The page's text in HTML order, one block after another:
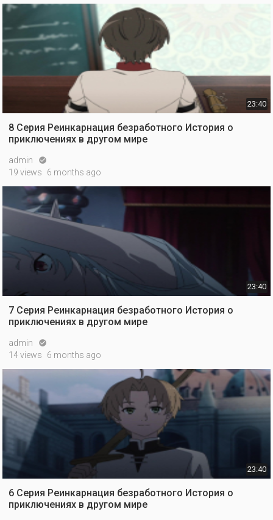
23:40
8 Серия Реинкарнация безработного История о
приключениях в другом мире
admin 
19 views 6 months ago
23:40
7 Серия Реинкарнация безработного История о
приключениях в другом мире
admin 
14 views 6 months ago
23:40
6 Серия Реинкарнация безработного История о
приключениях в другом мире